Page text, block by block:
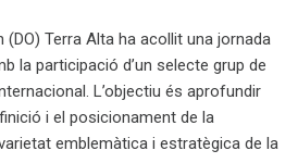
(DO) Terra Alta ha acollit una jornada
la participació d’un selecte grup de
L’objectiu és aprofundir
i el posicionament de la
emblemàtica i estratègica de la